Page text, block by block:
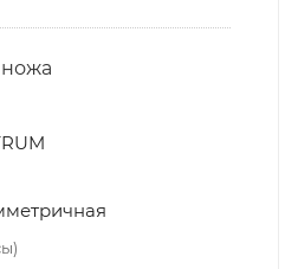
ножа